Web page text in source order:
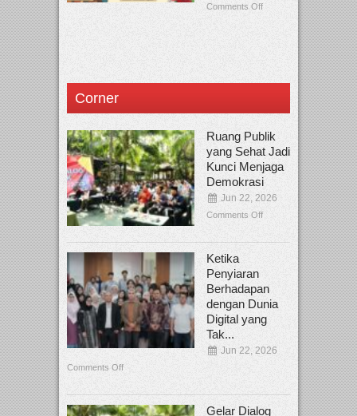
Comments Off
Corner
Ruang Publik
yang Sehat Jadi
Kunci Menjaga
Demokrasi
Jun 22, 2026
Comments Off
Ketika
Penyiaran
Berhadapan
dengan Dunia
Digital yang
Tak...
Jun 22, 2026
Comments Off
Gelar Dialog